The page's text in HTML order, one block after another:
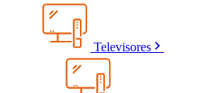
Televisores